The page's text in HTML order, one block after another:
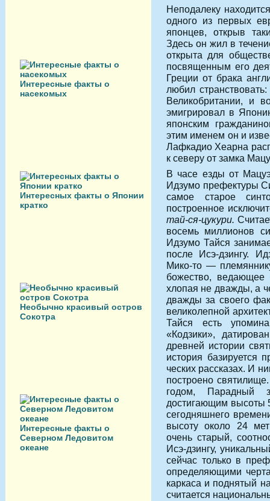
Интересные факты о
насекомых
Интересных факты о Японии
кратко
Необычно красивый остров
Сокотра
Интересные факты о
Северном Ледовитом
океане
Неподалеку
одного из первых
японцев, открыв
Здесь он жил в
от­крыта для
посвященным его
Греции от брака
любил
Великобритании,
эмигрировал в
японским
этим именем он и
Лафкадио Хе­арна
к северу от замка
В часе езды от
Идзумо префектуры
самое старое
построенное
тай-ся-цукури.
восемь миллионов
Идзу­мо Тайся
после Исэ-дзингу.
Мико-то —
божество, ведающее
хлопая не дважды, а
дважды за своего
великолепной
Тайся есть
«Кодзики»,
древней истории
история базируется
ческих рассказах. И
построено
го­дом, Парадный
достигающим высоты
сегодняшнего
высоту около 24
очень старый,
Исэ-дзингу,
сейчас только в
определяющими
каркаса и поднятый
считается